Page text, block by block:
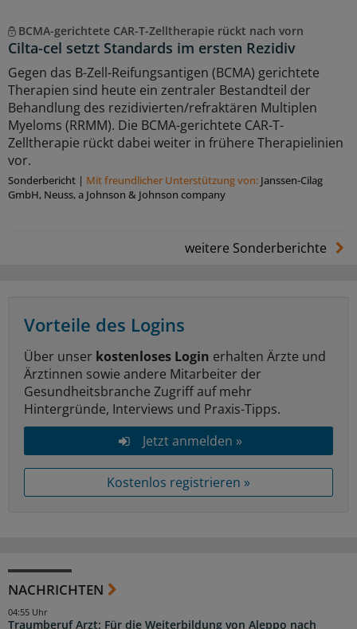
BCMA-gerichtete CAR-T-Zelltherapie rückt nach vorn
Cilta-cel setzt Standards im ersten Rezidiv
Gegen das B-Zell-Reifungsantigen (BCMA) gerichtete
Therapien sind heute ein zentraler Bestandteil der
Behandlung des rezidivierten/refraktären Multiplen
Myeloms (RRMM). Die BCMA-gerichtete CAR-T-
Zelltherapie rückt dabei weiter in frühere Therapielinien
vor.
Sonderbericht | Mit freundlicher Unterstützung von: Janssen-Cilag
GmbH, Neuss, a Johnson & Johnson company
weitere Sonderberichte
Vorteile des Logins
Über unser kostenloses Login erhalten Ärzte und
Ärztinnen sowie andere Mitarbeiter der
Gesundheitsbranche Zugriff auf mehr
Hintergründe, Interviews und Praxis-Tipps.
Jetzt anmelden »
Kostenlos registrieren »
NACHRICHTEN
Traumberuf Arzt: Für die Weiterbildung von Aleppo nach
04:55 Uhr